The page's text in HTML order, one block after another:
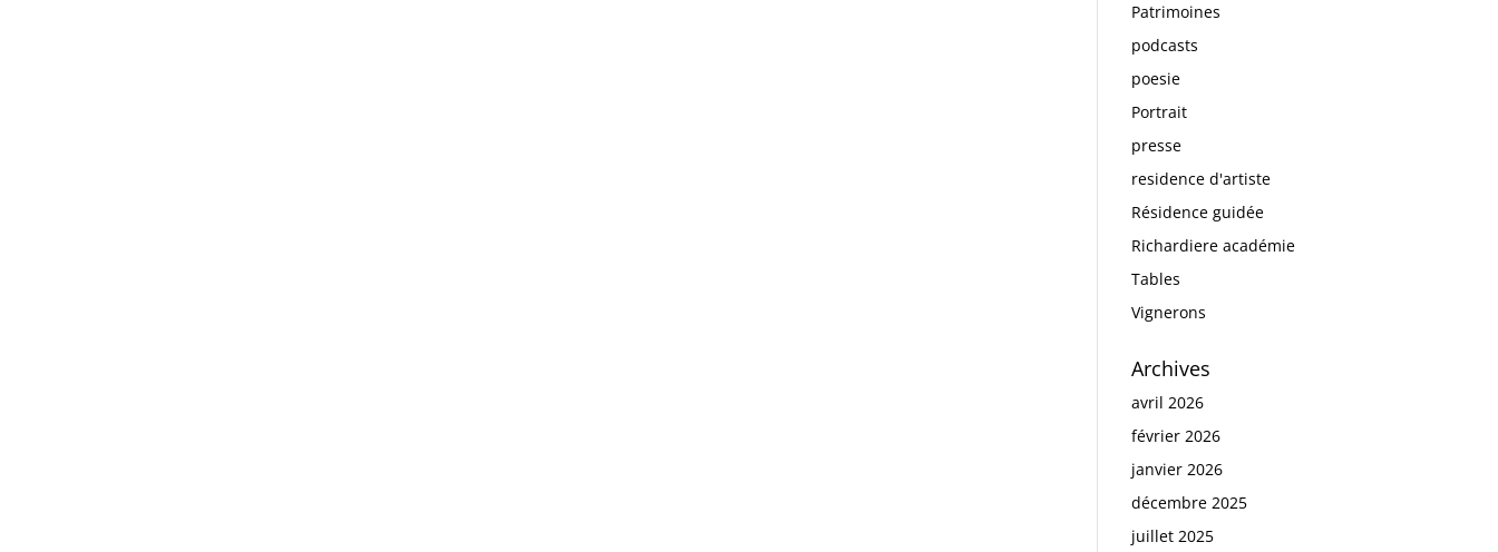
Patrimoines
podcasts
poesie
Portrait
presse
residence d'artiste
Résidence guidée
Richardiere académie
Tables
Vignerons
Archives
avril 2026
février 2026
janvier 2026
décembre 2025
juillet 2025